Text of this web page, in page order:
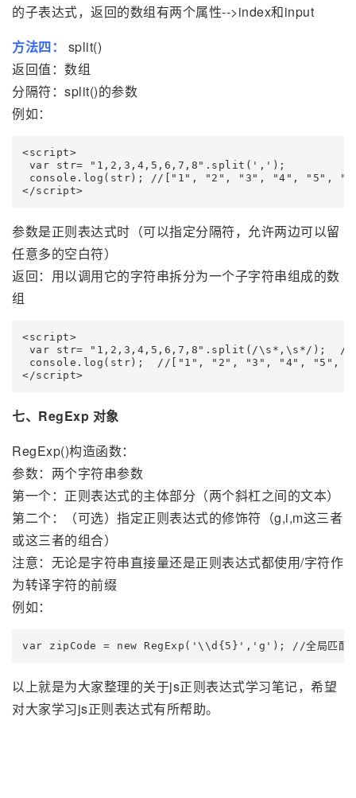
的子表达式，返回的数组有两个属性-->index和input
方法四： split()
返回值：数组
分隔符：split()的参数
例如：
<script>
var str= "1,2,3,4,5,6,7,8".split(',');
console.log(str); //["1", "2", "3", "4", "5",
参数是正则表达式时（可以指定分隔符，允许两边可以留
任意多的空白符）
返回：用以调用它的字符串拆分为一个子字符串组成的数
组
<script>
var str= "1,2,3,4,5,6,7,8".split(/\s*,\s*/);  //允许两
console.log(str);  //["1", "2", "3", "4", "5",
七、RegExp 对象
RegExp()构造函数：
参数：两个字符串参数
第一个：正则表达式的主体部分（两个斜杠之间的文本）
第二个：（可选）指定正则表达式的修饰符（g,i,m这三者
或这三者的组合）
注意：无论是字符串直接量还是正则表达式都使用/字符作
为转译字符的前缀
例如：
var zipCode = new RegExp('\\d{5}','g'); //全局匹配字符
以上就是为大家整理的关于js正则表达式学习笔记，希望
对大家学习js正则表达式有所帮助。